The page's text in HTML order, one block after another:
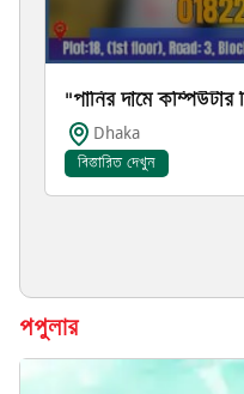
"পানির দামে কম্পিউটার
Dhaka
বিস্তারিত দেখুন
পপুলার